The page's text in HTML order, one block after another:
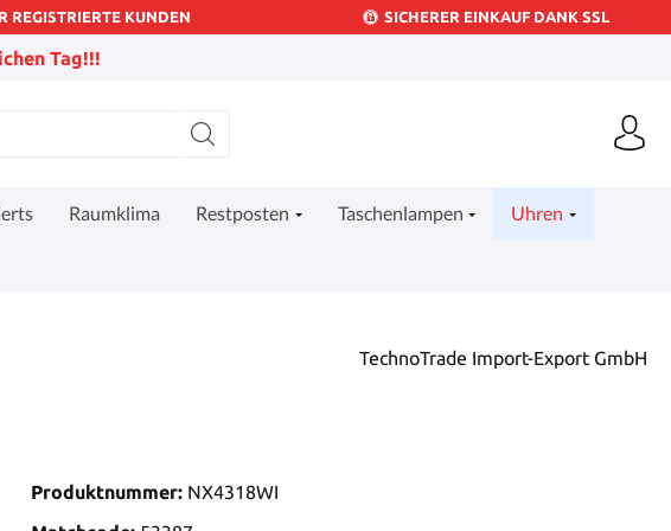
REGISTRIERTE KUNDEN SICHERER EINKAUF DANK SSL
Tag!!!
Raumklima Restposten Taschenlampen Uhren
TechnoTrade Import-Export GmbH
Produktnummer: NX4318WI